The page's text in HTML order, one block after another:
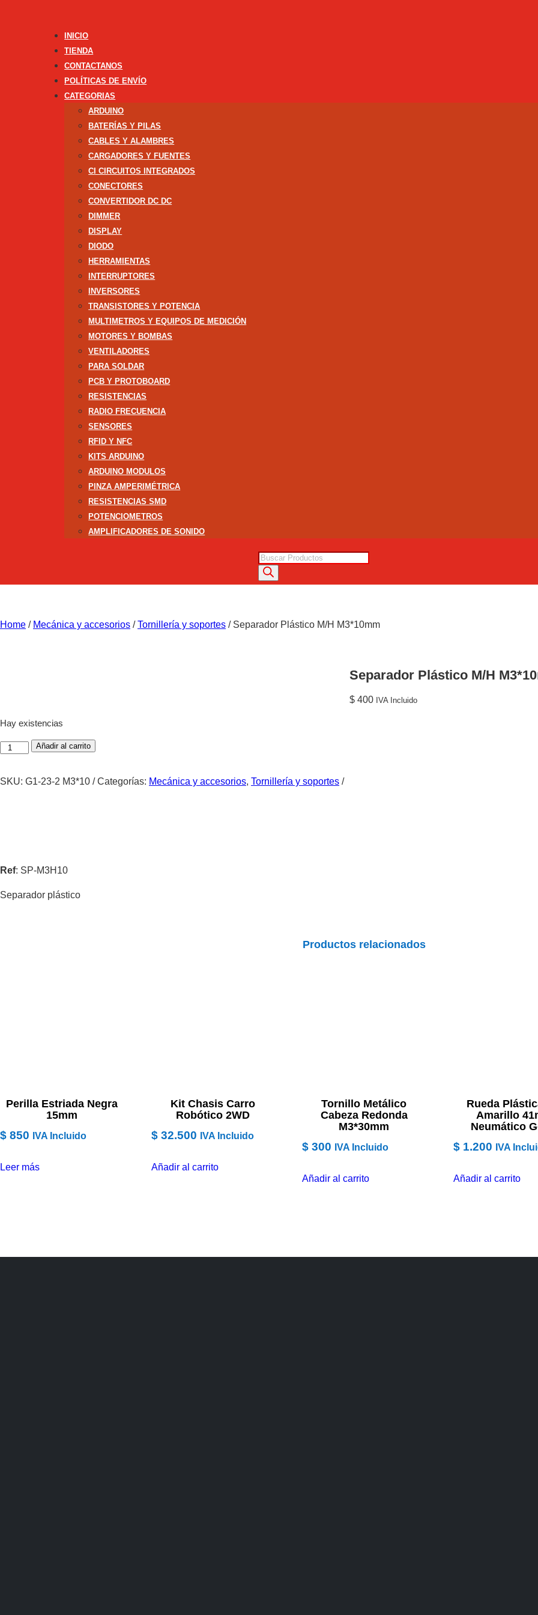
INICIO
TIENDA
CONTACTANOS
POLÍTICAS DE ENVÍO
CATEGORIAS
ARDUINO
BATERÍAS Y PILAS
CABLES Y ALAMBRES
CARGADORES Y FUENTES
CI CIRCUITOS INTEGRADOS
CONECTORES
CONVERTIDOR DC DC
DIMMER
DISPLAY
DIODO
HERRAMIENTAS
INTERRUPTORES
INVERSORES
TRANSISTORES Y POTENCIA
MULTIMETROS Y EQUIPOS DE MEDICIÓN
MOTORES Y BOMBAS
VENTILADORES
PARA SOLDAR
PCB Y PROTOBOARD
RESISTENCIAS
RADIO FRECUENCIA
SENSORES
RFID Y NFC
KITS ARDUINO
ARDUINO MODULOS
PINZA AMPERIMÉTRICA
RESISTENCIAS SMD
POTENCIOMETROS
AMPLIFICADORES DE SONIDO
Búsqueda
de
productos
Home / Mecánica y accesorios /Tornillería y soportes / Separador Plástico M/H M3*10mm
Separador Plástico M/H
$ 400 IVA Incluido
Hay existencias
Separador
M/H
Añadir al carrito
SKU: G1-23-2 M3*10 Categorías: Mecánica y accesorios, Tornillería y soportes
Ref: SP-M3H10
Separador plástico
Productos relacionados
Perilla Estriada Negra
15mm
$ 850 IVA Incluido
Leer más
Kit Chasis Carro
Robótico 2WD
$32.500 IVA Incluido
Añadir al carrito
Tornillo Metálico
Cabeza Redonda
M3*30mm
$ 300 IVA Incluido
Añadir al carrito
Rueda
Amarillo
Neumático
$ 1.200 IVA
Añadir al carrito